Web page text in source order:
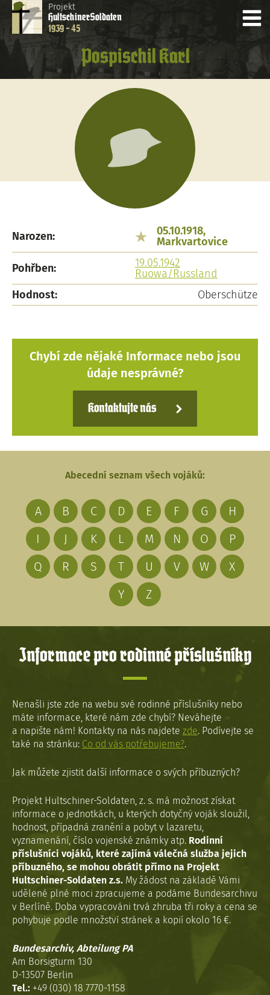
Projekt
HultschinerSoldaten
1939 - 45
Pospischil Karl
Narozen:
05.10.1918,
Markvartovice
Pohřben:
19.05.1942
Ruowa/Russland
Hodnost:
Oberschütze
Chybí zde nějaké Informace nebo jsou
údaje nesprávné?
Kontaktujte nás
Abecední seznam všech vojáků:
A B C D E F G
H
I
J K L M N O
P
Q
R S T U V W
X
Y
Z
Informace pro rodinné příslušníky
Nenašli jste zde na webu své rodinné příslušníky nebo
máte informace, které nám zde chybí? Neváhejte
a napište nám! Kontakty na nás najdete zde. Podívejte se
také na stránku: Co od vás potřebujeme?.
Jak můžete zjistit další informace o svých příbuzných?
Projekt Hultschiner-Soldaten, z. s. má možnost získat
informace o jednotkách, u kterých dotyčný voják sloužil,
hodnost, případná zranění a pobyt v lazaretu,
vyznamenání, číslo vojenské známky atp. Rodinní
příslušníci vojáků, které zajímá válečná služba jejich
příbuzného, se mohou obrátit přímo na Projekt
Hultschiner-Soldaten z.s. My žádost na základě Vámi
udělené plné moci zpracujeme a podáme Bundesarchivu
v Berlíně. Doba vypracováni trvá zhruba tři roky a cena se
pohybuje podle množství stránek a kopií okolo 16 €.
Bundesarchiv, Abteilung PA
Am Borsigturm 130
D-13507 Berlin
Tel.: +49 (030) 18 7770-1158